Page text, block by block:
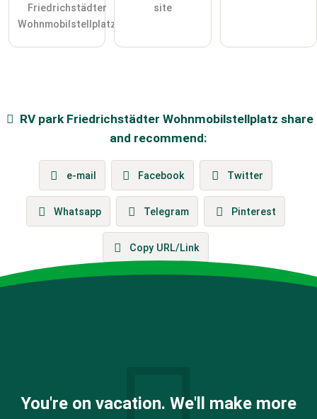
Friedrichstädter
Wohnmobilstellplatz
site
RV park Friedrichstädter Wohnmobilstellplatz share
and recommend:
e-mail Facebook Twitter
Whatsapp Telegram Pinterest
Copy URL/Link
You're on vacation. We'll make more